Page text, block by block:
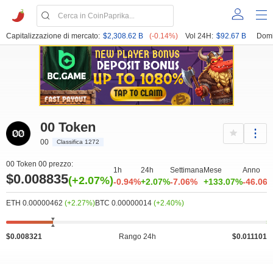
Capitalizzazione di mercato: $2,308.62 B (-0.14%) Vol 24H: $92.67 B
00 Token
00 Classifica 1272
00 Token 00 prezzo:
$0.008835(+2.07%)
1h
-0.94%
24h
+2.07%
Settimana
-7.06%
Mese
+133.07%
Anno
-
ETH 0.00000462 (+2.27%)BTC 0.00000014 (+2.40%)
$0.008321 Rango 24h $0.011101